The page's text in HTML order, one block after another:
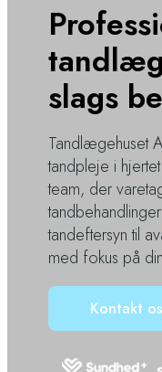
slags
Tandlægehuset
tandpleje i
team, der
tandeftersyn til
med fokus på
Kontakt os